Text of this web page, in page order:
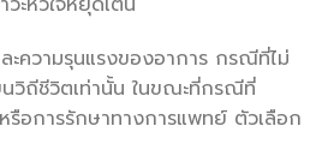
ความรุนแรงของอาการ กรณีที่ไม่
วิถีชีวิตเท่านั้น ในขณะที่กรณีที่
รือการรักษาทางการแพทย์ ตัวเลือก